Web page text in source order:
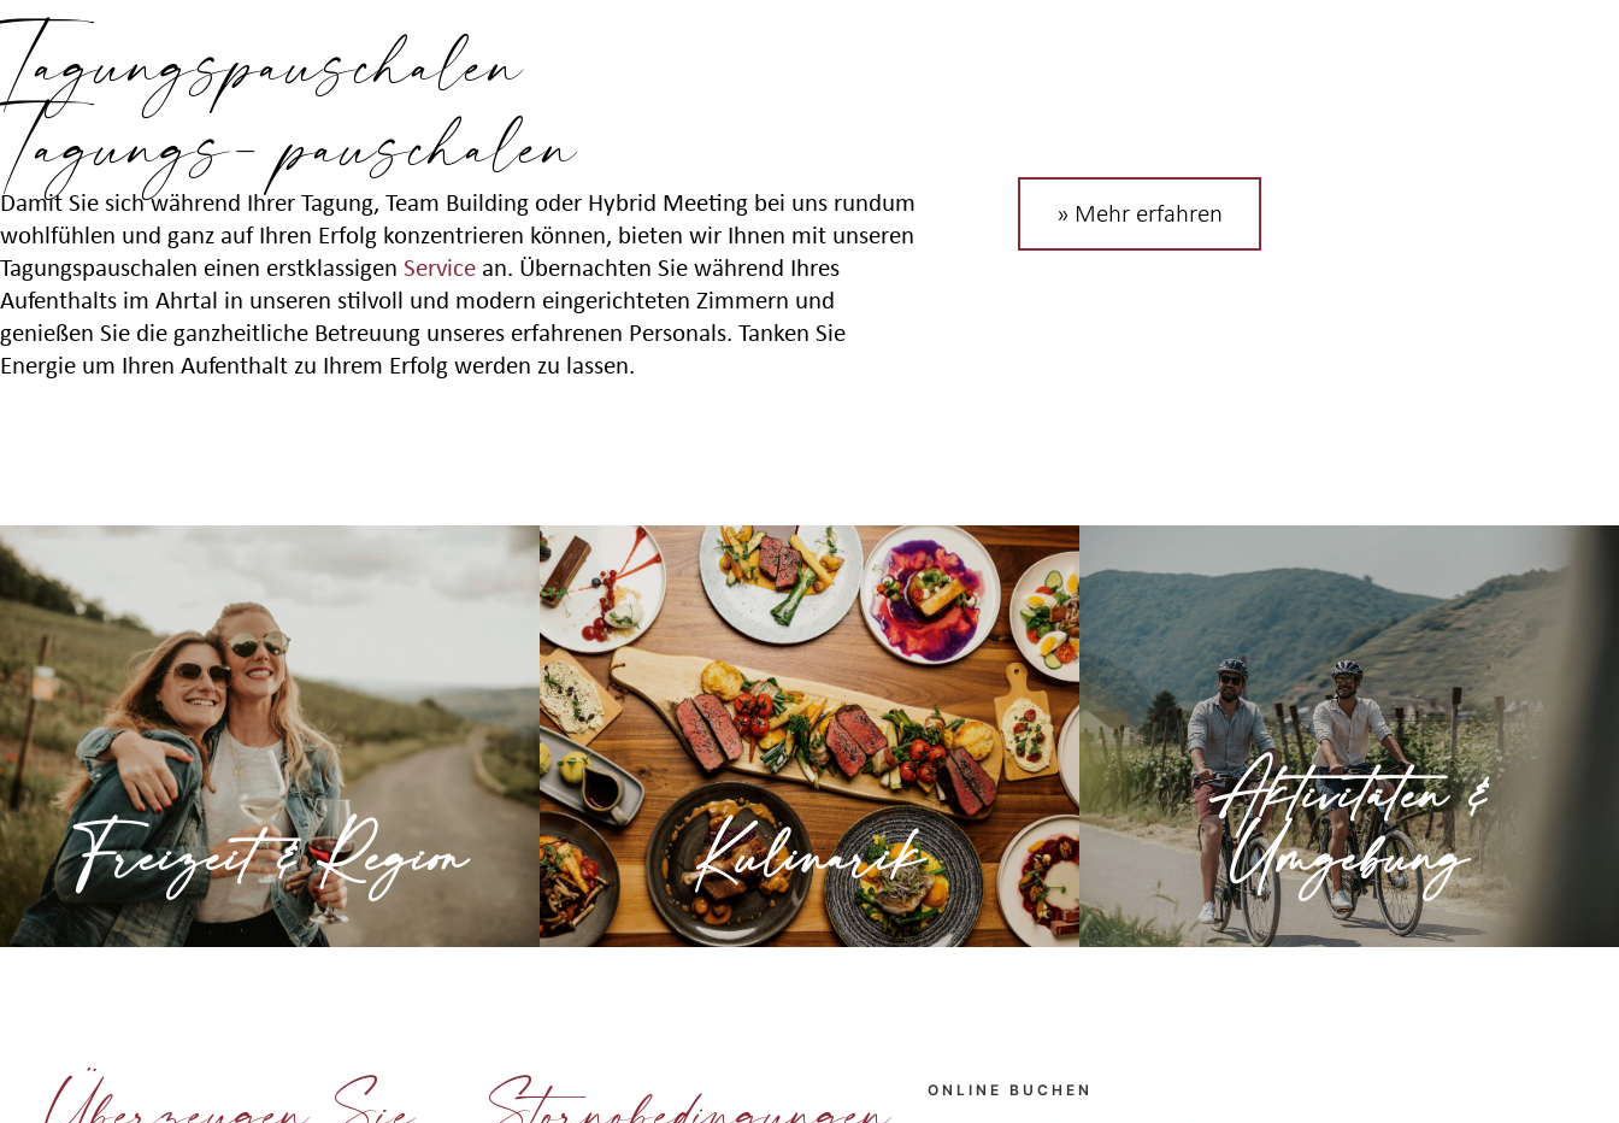
Tagungspauschalen
Tagungs- pauschalen
Damit Sie sich während Ihrer Tagung, Team Building oder Hybrid Meeting bei uns rundum
wohlfühlen und ganz auf Ihren Erfolg konzentrieren können, bieten wir Ihnen mit unseren
Tagungspauschalen einen erstklassigen Service an. Übernachten Sie während Ihres
Aufenthalts im Ahrtal in unseren stilvoll und modern eingerichteten Zimmern und
genießen Sie die ganzheitliche Betreuung unseres erfahrenen Personals. Tanken Sie
Energie um Ihren Aufenthalt zu Ihrem Erfolg werden zu lassen.
» Mehr erfahren
Freizeit & Region
Freizeit & Region
Wunderschöne Landschaften und vielfältige
Freizeitangebote machen das Ahrtal zum
idealen Ausflugsziel.
» Mehr erfahren Kulinarik
Kulinarik
Geselliges Miteinander, interessante
Gespräche und dazu eine gute Küche – das
ist unsere Kulinarik im RODDERHOF,
» Mehr erfahren
Aktivitäten &
Umgebung
Aktivitäten &
Umgebung
Im Ahrtal bieten wir Ihnen zahlreiche
Aktivitäten.
» Mehr erfahren
ONLINE BUCHEN